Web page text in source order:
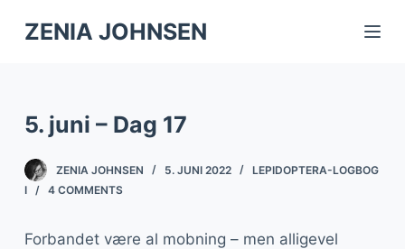
S
c
o
ZENIA JOHNSEN
5. juni – Dag 17
ZENIA JOHNSEN 5. JUNI 2022
LEPIDOPTERA-LOGBOG
I
4 COMMENTS
Forbandet være al mobning – men alligevel